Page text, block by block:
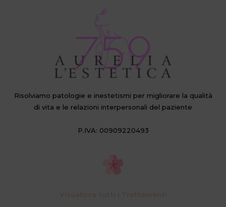
Risolviamo patologie e inestetismi per migliorare la qualità
di vita e le relazioni interpersonali del paziente
P.IVA: 00909220493